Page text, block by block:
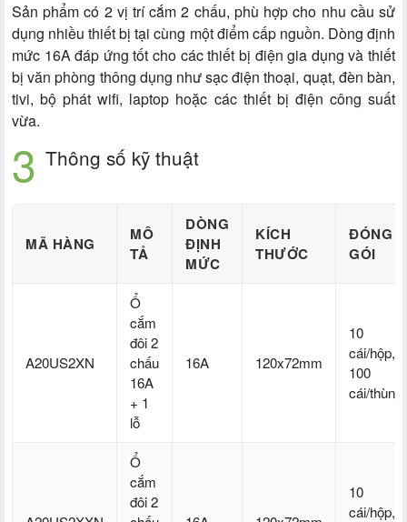
Sản phẩm có 2 vị trí cắm 2 chấu, phù hợp cho nhu cầu sử
dụng nhiều thiết bị tại cùng một điểm cấp nguồn. Dòng định
mức 16A đáp ứng tốt cho các thiết bị điện gia dụng và thiết
bị văn phòng thông dụng như sạc điện thoại, quạt, đèn bàn,
tivi, bộ phát wifi, laptop hoặc các thiết bị điện công suất
vừa.
Thông số kỹ thuật
MÃ HÀNG
MÔ
TẢ
DÒNG
ĐỊNH
MỨC
KÍCH
THƯỚC
ĐÓNG
GÓI
A20US2XN
Ổ
cắm
đôi 2
chấu
16A
+ 1
lỗ
16A 120x72mm
10
cái/hộp,
100
cái/thùng
Ổ
cắm
đôi 2
10
cái/hộp,